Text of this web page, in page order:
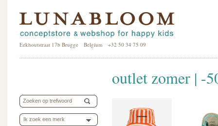
Eekhoutstraat 17b Brugge Belgium +32 50 34 75 09
Ik zoek een merk
outlet zomer | -